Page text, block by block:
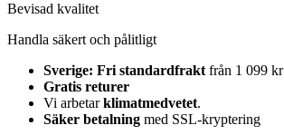
Bevisad kvalitet
Handla säkert och pålitligt
Sverige: Fri standardfraktfrån 1 099 kr
Gratis returer
Vi arbetarklimatmedvetet.
Säker betalning med SSL-kryptering